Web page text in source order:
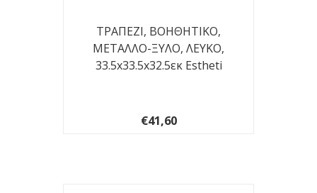
ΤΡΑΠΕΖΙ, BOHΘΗΤΙΚΟ,
ΜΕΤΑΛΛΟ-ΞΥΛΟ, ΛΕΥΚΟ,
33.5x33.5x32.5εκ Estheti
€41,60